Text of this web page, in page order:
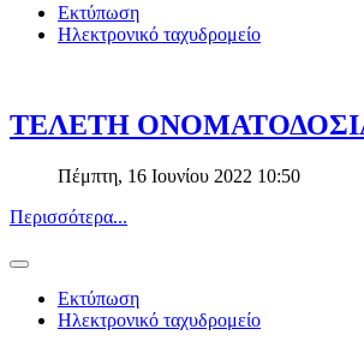
Εκτύπωση
Ηλεκτρονικό ταχυδρομείο
ΤΕΛΕΤΗ
Πέμπτη, 16 Ιουνίου 2022 10:50
Περισσότερα...
Εκτύπωση
Ηλεκτρονικό ταχυδρομείο